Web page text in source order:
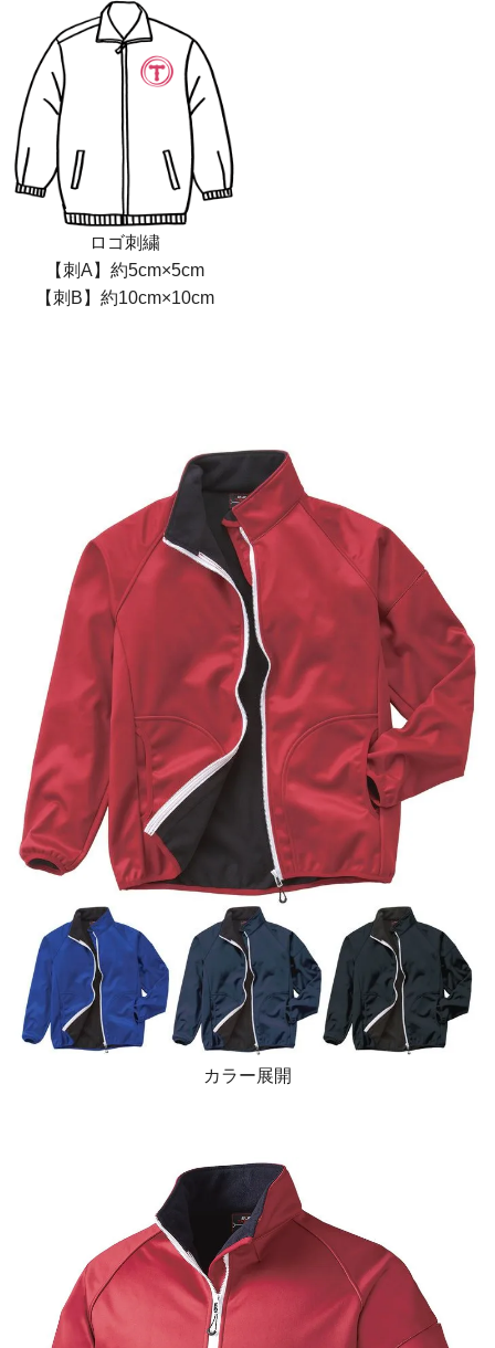
ロゴ刺繍
【刺A】約5cm×5cm
【刺B】約10cm×10cm
カラー展開